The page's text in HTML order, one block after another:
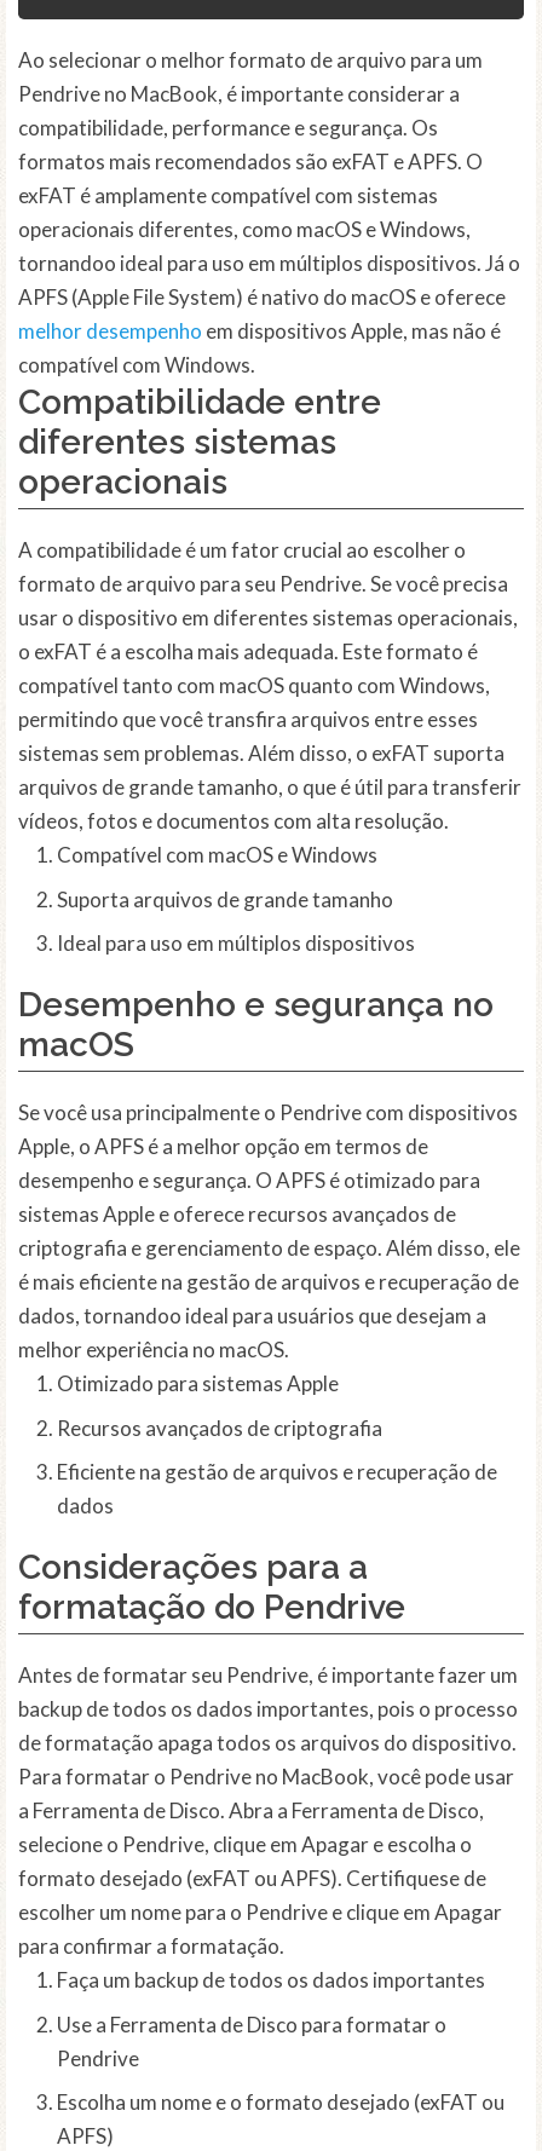
Ao selecionar o melhor formato de arquivo para um
Pendrive no MacBook, é importante considerar a
compatibilidade, performance e segurança. Os
formatos mais recomendados são exFAT e APFS. O
exFAT é amplamente compatível com sistemas
operacionais diferentes, como macOS e Windows,
tornandoo ideal para uso em múltiplos dispositivos. Já o
APFS (Apple File System) é nativo do macOS e oferece
melhor desempenho em dispositivos Apple, mas não é
compatível com Windows.
Compatibilidade entre
diferentes sistemas
operacionais
A compatibilidade é um fator crucial ao escolher o
formato de arquivo para seu Pendrive. Se você precisa
usar o dispositivo em diferentes sistemas operacionais,
o exFAT é a escolha mais adequada. Este formato é
compatível tanto com macOS quanto com Windows,
permitindo que você transfira arquivos entre esses
sistemas sem problemas. Além disso, o exFAT suporta
arquivos de grande tamanho, o que é útil para transferir
vídeos, fotos e documentos com alta resolução.
Compatível com macOS e Windows
Suporta arquivos de grande tamanho
Ideal para uso em múltiplos dispositivos
Desempenho e segurança no
macOS
Se você usa principalmente o Pendrive com dispositivos
Apple, o APFS é a melhor opção em termos de
desempenho e segurança. O APFS é otimizado para
sistemas Apple e oferece recursos avançados de
criptografia e gerenciamento de espaço. Além disso, ele
é mais eficiente na gestão de arquivos e recuperação de
dados, tornandoo ideal para usuários que desejam a
melhor experiência no macOS.
Otimizado para sistemas Apple
Recursos avançados de criptografia
Eficiente na gestão de arquivos e recuperação de
dados
Considerações para a
formatação do Pendrive
Antes de formatar seu Pendrive, é importante fazer um
backup de todos os dados importantes, pois o processo
de formatação apaga todos os arquivos do dispositivo.
Para formatar o Pendrive no MacBook, você pode usar
a Ferramenta de Disco. Abra a Ferramenta de Disco,
selecione o Pendrive, clique em Apagar e escolha o
formato desejado (exFAT ou APFS). Certifiquese de
escolher um nome para o Pendrive e clique em Apagar
para confirmar a formatação.
Faça um backup de todos os dados importantes
Use a Ferramenta de Disco para formatar o
Pendrive
Escolha um nome e o formato desejado (exFAT ou
APFS)